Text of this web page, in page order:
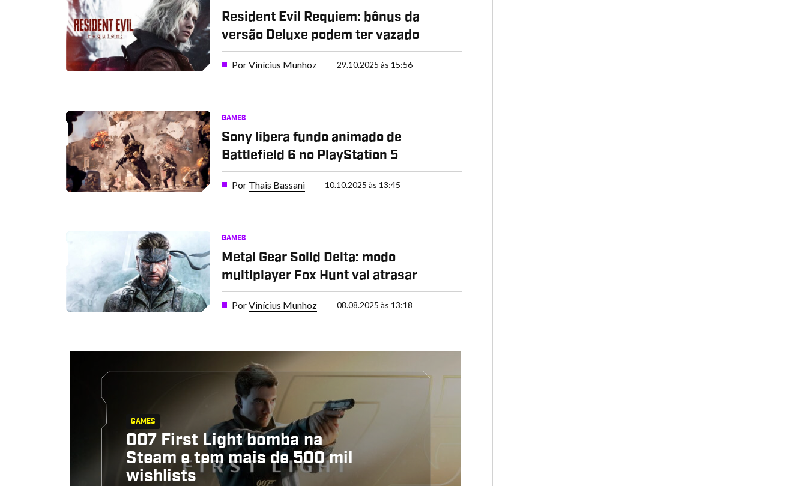
Resident Evil Requiem: bônus da
versão Deluxe podem ter vazado
PorVinícius Munhoz 29.10.2025 às 15:56
GAMES
Sony libera fundo animado de
Battlefield 6 no PlayStation 5
Por Thais Bassani 10.10.2025 às 13:45
GAMES
Metal Gear Solid Delta: modo
multiplayer Fox Hunt vai atrasar
PorVinícius Munhoz 08.08.2025 às 13:18
GAMES
007 First Light bomba na
Steam e tem mais de 500 mil
wishlists